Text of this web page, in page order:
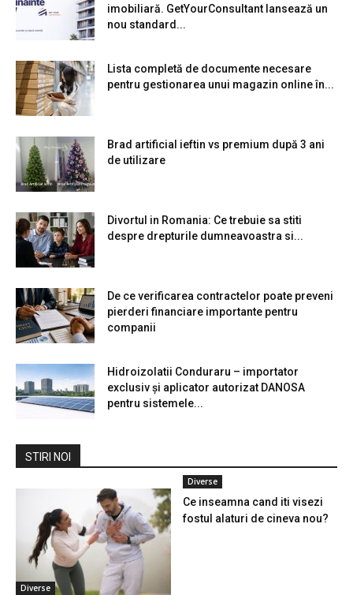
imobiliară. GetYourConsultant lansează un
nou standard...
Lista completă de documente necesare
pentru gestionarea unui magazin online în...
Brad artificial ieftin vs premium după 3 ani
de utilizare
Divortul in Romania: Ce trebuie sa stiti
despre drepturile dumneavoastra si...
De ce verificarea contractelor poate preveni
pierderi financiare importante pentru
companii
Hidroizolatii Conduraru – importator
exclusiv și aplicator autorizat DANOSA
pentru sistemele...
STIRI NOI
Diverse
Diverse
Ce inseamna cand iti visezi
fostul alaturi de cineva nou?